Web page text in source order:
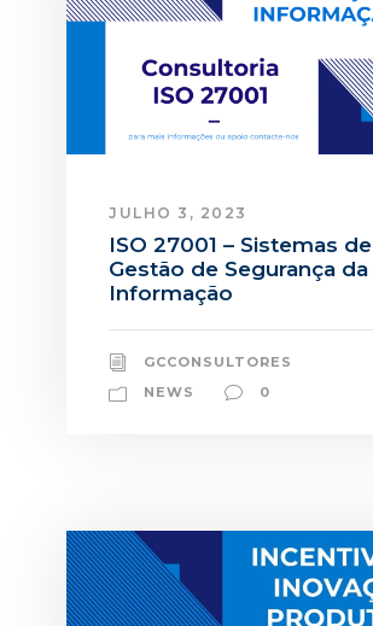
JULHO 3, 2023
ISO 27001 – Sistemas de
Gestão de Segurança da
Informação
GCCONSULTORES
NEWS
0